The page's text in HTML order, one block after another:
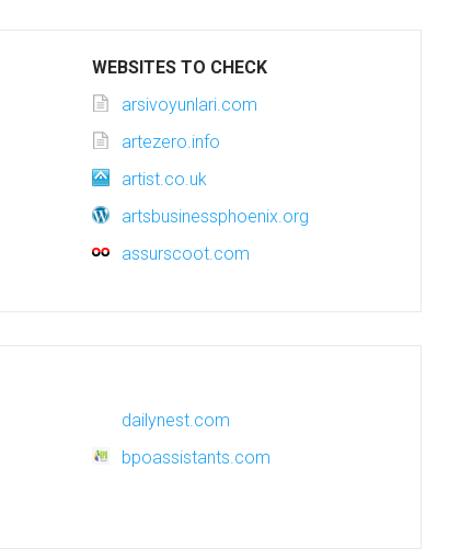
WEBSITES TO CHECK
arsivoyunlari.com
artezero.info
artist.co.uk
artsbusinessphoenix.org
assurscoot.com
dailynest.com
bpoassistants.com